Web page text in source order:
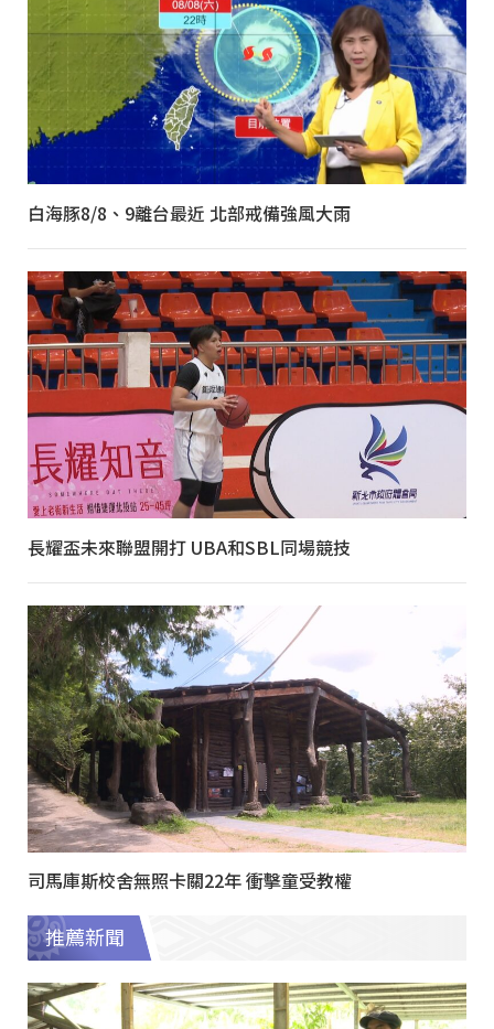
白海豚8/8、9離台最近 北部戒備強風大雨
長耀盃未來聯盟開打 UBA和SBL同場競技
司馬庫斯校舍無照卡關22年 衝擊童受教權
推薦新聞